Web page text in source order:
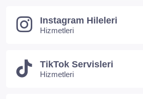
Instagram Hileleri
Hizmetleri
TikTok Servisleri
Hizmetleri